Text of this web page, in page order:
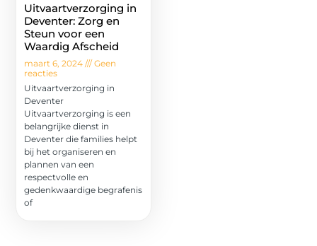
Uitvaartverzorging in
Deventer: Zorg en
Steun voor een
Waardig Afscheid
maart 6, 2024
Geen
reacties
Uitvaartverzorging in
Deventer
Uitvaartverzorging is een
belangrijke dienst in
Deventer die families helpt
bij het organiseren en
plannen van een
respectvolle en
gedenkwaardige begrafenis
of